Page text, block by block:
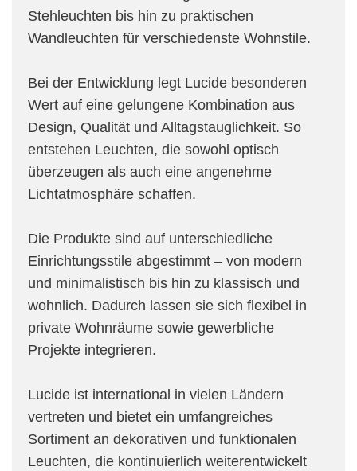
Stehleuchten bis hin zu praktischen
Wandleuchten für verschiedenste Wohnstile.
Bei der Entwicklung legt Lucide besonderen
Wert auf eine gelungene Kombination aus
Design, Qualität und Alltagstauglichkeit. So
entstehen Leuchten, die sowohl optisch
überzeugen als auch eine angenehme
Lichtatmosphäre schaffen.
Die Produkte sind auf unterschiedliche
Einrichtungsstile abgestimmt – von modern
und minimalistisch bis hin zu klassisch und
wohnlich. Dadurch lassen sie sich flexibel in
private Wohnräume sowie gewerbliche
Projekte integrieren.
Lucide ist international in vielen Ländern
vertreten und bietet ein umfangreiches
Sortiment an dekorativen und funktionalen
Leuchten, die kontinuierlich weiterentwickelt